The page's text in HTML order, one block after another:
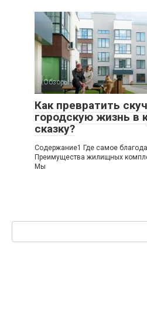
Обзоры
Как превратить
городскую жизнь в
сказку?
Содержание1 Где самое
Преимущества жилищных
Мы